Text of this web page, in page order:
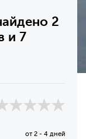
2
и 7
от 2 - 4 дней